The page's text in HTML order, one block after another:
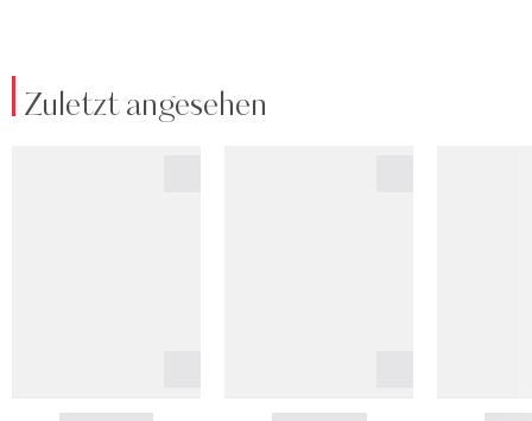
Zuletzt angesehen